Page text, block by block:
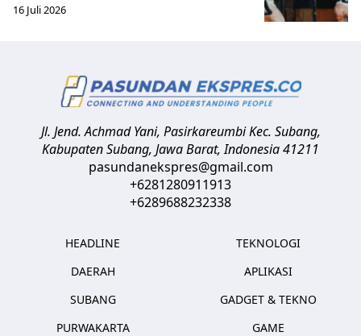
16 Juli 2026
Jl. Jend. Achmad Yani, Pasirkareumbi Kec. Subang,
Kabupaten Subang, Jawa Barat,Indonesia41211
pasundanekspres@gmail.com
+6281280911913
+6289688232338
HEADLINE
DAERAH
SUBANG
PURWAKARTA
TEKNOLOGI
APLIKASI
GADGET & TEKNO
GAME